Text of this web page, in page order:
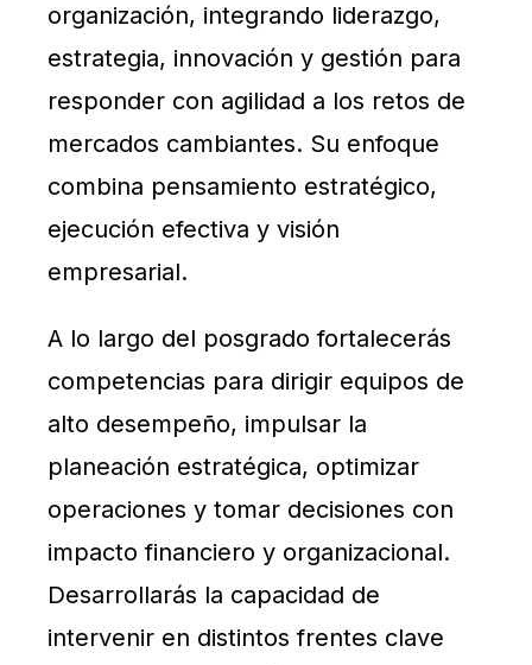
organización, integrando liderazgo,
estrategia, innovación y gestión para
responder con agilidad a los retos de
mercados cambiantes. Su enfoque
combina pensamiento estratégico,
ejecución efectiva y visión
empresarial.
A lo largo del posgrado fortalecerás
competencias para dirigir equipos de
alto desempeño, impulsar la
planeación estratégica, optimizar
operaciones y tomar decisiones con
impacto financiero y organizacional.
Desarrollarás la capacidad de
intervenir en distintos frentes clave